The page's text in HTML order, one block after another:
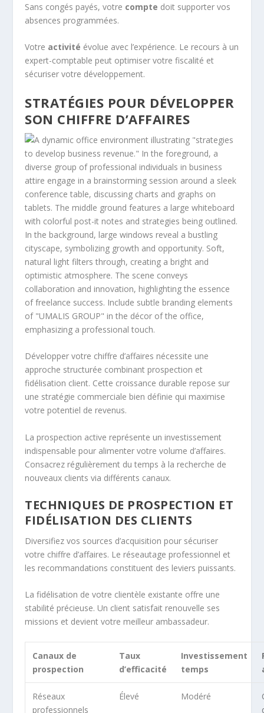
Sans congés payés, votre compte doit supporter vos
absences programmées.
Votre activité évolue avec l’expérience. Le recours à un
expert-comptable peut optimiser votre fiscalité et
sécuriser votre développement.
STRATÉGIES POUR DÉVELOPPER
SON CHIFFRE D’AFFAIRES
Développer votre chiffre d’affaires nécessite une
approche structurée combinant prospection et
fidélisation client. Cette croissance durable repose sur
une stratégie commerciale bien définie qui maximise
votre potentiel de revenus.
La prospection active représente un investissement
indispensable pour alimenter votre volume d’affaires.
Consacrez régulièrement du temps à la recherche de
nouveaux clients via différents canaux.
TECHNIQUES DE PROSPECTION ET
FIDÉLISATION DES CLIENTS
Diversifiez vos sources d’acquisition pour sécuriser
votre chiffre d’affaires. Le réseautage professionnel et
les recommandations constituent des leviers puissants.
La fidélisation de votre clientèle existante offre une
stabilité précieuse. Un client satisfait renouvelle ses
missions et devient votre meilleur ambassadeur.
Canaux de
prospection
Taux
d’efficacité
Investissement
temps
Réseaux
professionnels
Élevé Modéré